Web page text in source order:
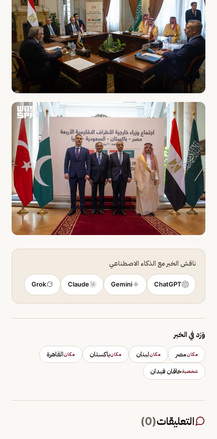
ناقش الخبر مع الذكاء الاصطناعي
ChatGPT
Gemini
Claude
Grok
وَرَد في الخبر
مكانمصر مكانلبنان مكانباكستان مكانالقاهرة
شخصيةخاقان فيدان
التعليقات(
0
)